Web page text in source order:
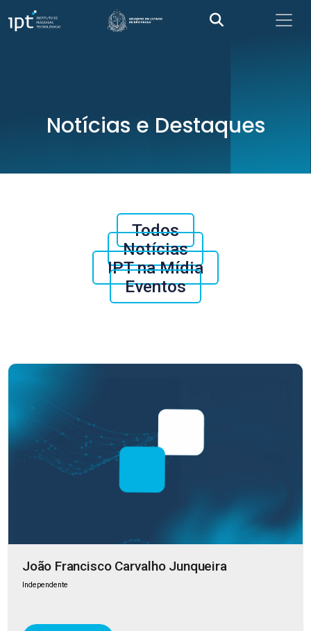
Notícias e Destaques
Todos
Notícias
IPT na Mídia
Eventos
João Francisco Carvalho Junqueira
Independente